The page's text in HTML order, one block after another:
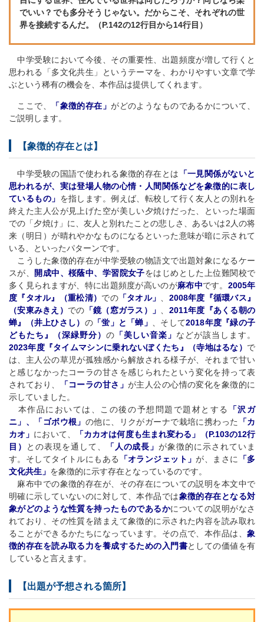
でいい？でも多分そうじゃない。だからこそ、それぞれの世
界を接続するんだ。（P.142の12行目から14行目）
中学受験において今後、その重要性、出題頻度が増して行くと
思われる「多文化共生」というテーマを、わかりやすい文章で学
ぶという稀有の機会を、本作品は提供してくれます。
ここで、 「象徴的存在」がどのようなものであるかについて、
ご説明します。
【象徴的存在とは】
中学受験の国語で使われる象徴的存在とは 「一見関係がないと
思われるが、実は登場人物の心情・人間関係などを象徴的に表し
ているもの」 を指します。例えば、転校して行く友人との別れを
終えた主人公が見上げた空が美しい夕焼けだった、といった場面
での「夕焼け」に、友人と別れたことの悲しさ、あるいは2人の将
来（明日）が晴れやかなものになるといった意味が暗に示されて
いる、といったパターンです。
こうした象徴的存在が中学受験の物語文で出題対象になるケー
スが、
開成中、桜蔭中、学習院女子をはじめとした上位難関校で
多く見られますが、特に出題頻度が高いのが麻布中です。 2005年
度『タオル』（重松清） での「タオル」 、 2008年度『循環バス』
（安東みきえ） での 「鏡（窓ガラス）」 、 2011年度『あくる朝の
蝉』（井上ひさし） の「蛍」と「蝉」 、そして2018年度『緑の子
どもたち』（深緑野分） の 「美しい音楽」 などが該当します。
2023年度『タイムマシンに乗れないぼくたち』（寺地はるな） で
は、主人公の草児が孤独感から解放される様子が、それまで甘い
と感じなかったコーラの甘さを感じられたという変化を持って表
されており、
「コーラの甘さ」が主人公の心情の変化を象徴的に
示していました。
本作品においては、この後の予想問題で題材とする
「沢ガ
ニ」、「ゴボウ根」 の他に、リクがガーナで栽培に携わった
「カ
カオ」 において、
「カカオは何度も生まれ変わる」（P.103の12行
目）
との表現を通して、 「人の成長」が象徴的に示されていま
す。そしてタイトルにもある
「オランジェット 」が、まさに
「多
文化共生」 を象徴的に示す存在となっているのです。
麻布中での象徴的存在が、その存在についての説明を本文中で
明確に示していないのに対して、本作品では象徴的存在となる対
象がどのような性質を持ったものであるかについての説明がなさ
れており、その性質を踏まえて象徴的に示された内容を読み取れ
ることができるかたちになっています。その点で、本作品は、 象
徴的存在を読み取る力を養成するための入門書としての価値を有
していると言えます。
【出題が予想される箇所】